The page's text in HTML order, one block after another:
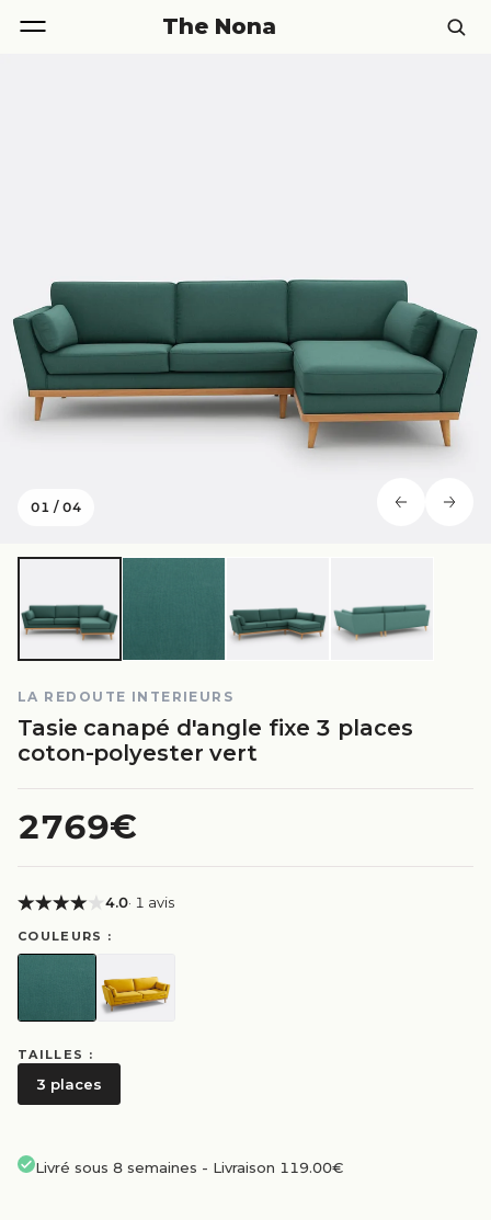
The Nona
01 /04
LA REDOUTE INTERIEURS
Tasie canapé d'angle fixe 3 places
coton-polyester vert
2769€
4.0· 1 avis
COULEURS :
TAILLES :
3 places
Livré sous 8 semaines - Livraison 119.00€